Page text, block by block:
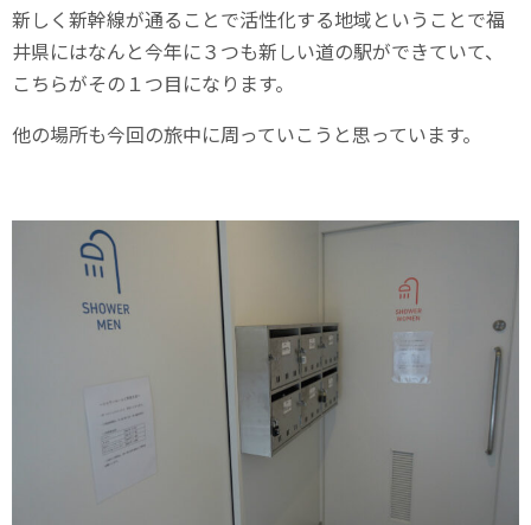
新しく新幹線が通ることで活性化する地域ということで福
井県にはなんと今年に３つも新しい道の駅ができていて、
こちらがその１つ目になります。
他の場所も今回の旅中に周っていこうと思っています。